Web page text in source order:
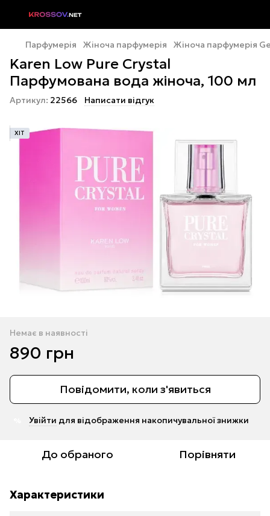
Парфумерія Жіноча парфумерія Жіноча парфумерія
Karen Low Pure Crystal
Парфумована вода жіноча, 100 мл
Артикул: 22566 Написати відгук
ХІТ
Немає в наявності
890 грн
Повідомити, коли з'явиться
Увійти для відображення накопичувальної знижки
До обраного Порівняти
Характеристики